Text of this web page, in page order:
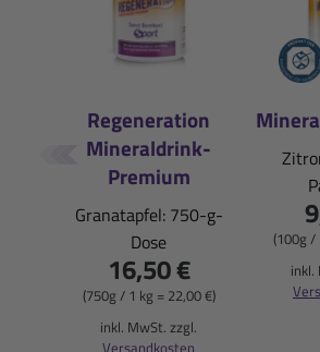
Regeneration
Mineraldrink-
Premium
Granatapfel: 750-g-
Dose
16,50 €
(750g / 1 kg = 22,00 €)
inkl. MwSt. zzgl.
Versandkosten
(100g /
inkl.